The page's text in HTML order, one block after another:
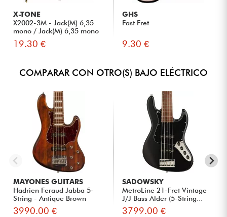
X-TONE
X2002-3M - Jack(M) 6,35
mono / Jack(M) 6,35 mono
S...
19.30 €
GHS
Fast Fret
9.30 €
COMPARAR CON OTRO(S) BAJO ELÉCTRICO
MAYONES GUITARS
Hadrien Feraud Jabba 5-
String - Antique Brown
3990.00 €
SADOWSKY
MetroLine 21-Fret Vintage
J/J Bass Alder (5-String...
3799.00 €